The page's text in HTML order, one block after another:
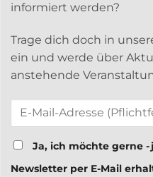
informiert werden?
Trage dich doch in
ein und werde über
anstehende
Ja, ich möchte gerne
Newsletter per E-Mail